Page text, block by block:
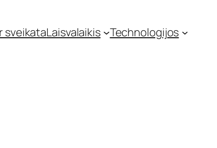
sveikataLaisvalaikis Technologijos